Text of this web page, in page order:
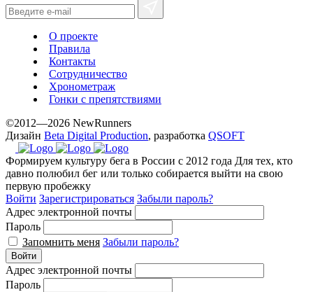
О проекте
Правила
Контакты
Сотрудничество
Хронометраж
Гонки с препятствиями
©2012—2026 NewRunners
Дизайн Beta Digital Production, разработка QSOFT
Формируем культуру бега в России с 2012 года Для тех, кто
давно полюбил бег или только собирается выйти на свою
первую пробежку
Войти Зарегистрироваться Забыли пароль?
Адрес электронной почты
Пароль
Запомнить меня Забыли пароль?
Войти
Адрес электронной почты
Пароль